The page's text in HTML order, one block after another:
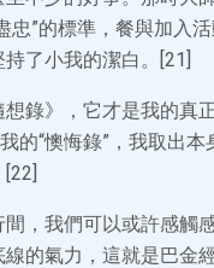
忠”的標準，餐與加入
了小我的潔白。[21]
想錄》，它才是我的真
的“懊悔錄”，我取出
，我們可以或許感觸
的氣力，這就是巴金